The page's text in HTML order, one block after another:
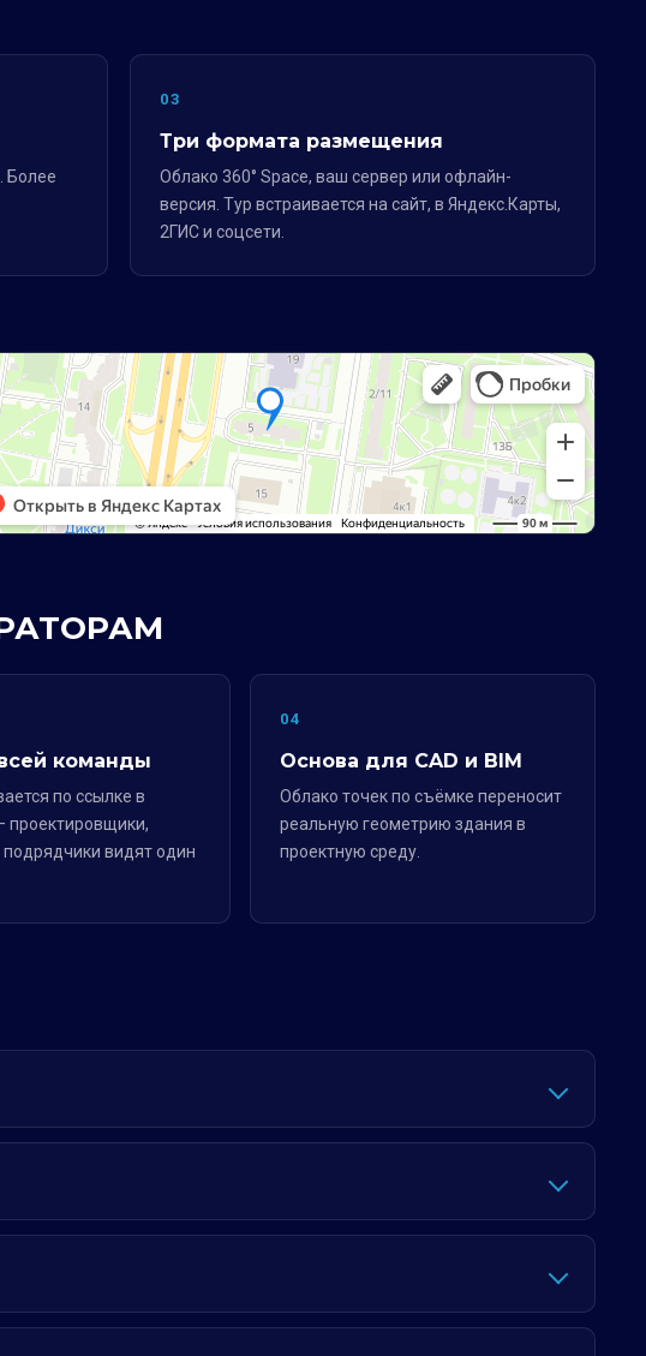
Более
03
Три формата размещения
Облако 360° Space, ваш сервер или офлайн-
версия. Тур встраивается на сайт, в Яндекс.Карты,
2ГИС и соцсети.
команды
по ссылке в
проектировщики,
подрядчики видят один
04
Основа для CAD и BIM
Облако точек по съёмке переносит
реальную геометрию здания в
проектную среду.